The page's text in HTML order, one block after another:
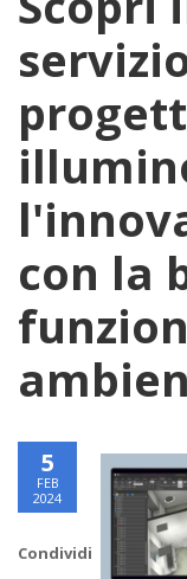
con la
5
FEB
2024
Condividi